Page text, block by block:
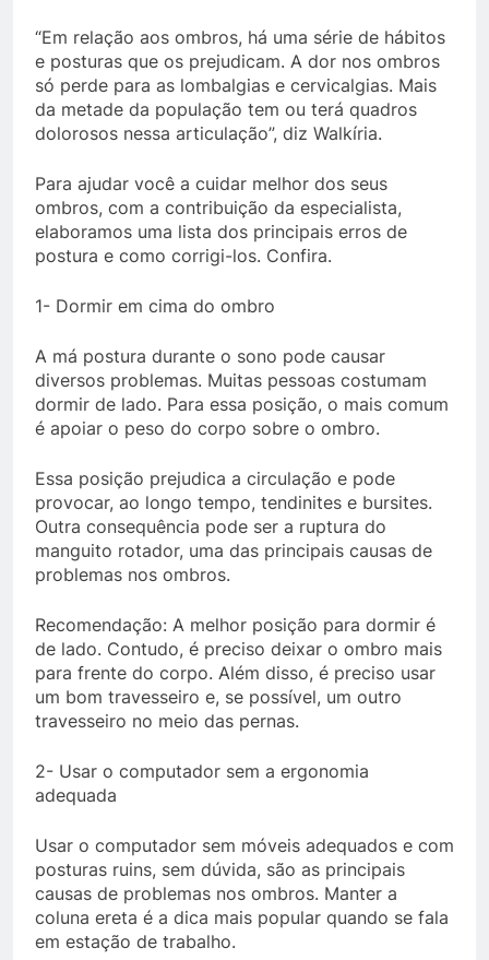
“Em relação aos ombros, há uma série de hábitos
e posturas que os prejudicam. A dor nos ombros
só perde para as lombalgias e cervicalgias. Mais
da metade da população tem ou terá quadros
dolorosos nessa articulação”, diz Walkíria.
Para ajudar você a cuidar melhor dos seus
ombros, com a contribuição da especialista,
elaboramos uma lista dos principais erros de
postura e como corrigi-los. Confira.
1- Dormir em cima do ombro
A má postura durante o sono pode causar
diversos problemas. Muitas pessoas costumam
dormir de lado. Para essa posição, o mais comum
é apoiar o peso do corpo sobre o ombro.
Essa posição prejudica a circulação e pode
provocar, ao longo tempo, tendinites e bursites.
Outra consequência pode ser a ruptura do
manguito rotador, uma das principais causas de
problemas nos ombros.
Recomendação: A melhor posição para dormir é
de lado. Contudo, é preciso deixar o ombro mais
para frente do corpo. Além disso, é preciso usar
um bom travesseiro e, se possível, um outro
travesseiro no meio das pernas.
2- Usar o computador sem a ergonomia
adequada
Usar o computador sem móveis adequados e com
posturas ruins, sem dúvida, são as principais
causas de problemas nos ombros. Manter a
coluna ereta é a dica mais popular quando se fala
em estação de trabalho.